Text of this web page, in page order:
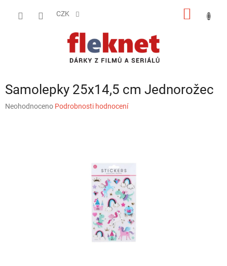
CZK
Samolepky 25x14,5 cm Jednorožec
Průměrné
Neohodnoceno Podrobnosti hodnocení